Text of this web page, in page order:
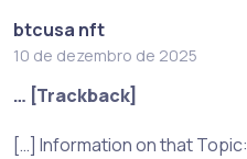
btcusa nft
10 de dezembro de 2025
… [Trackback]
[…] Information on that Topic: